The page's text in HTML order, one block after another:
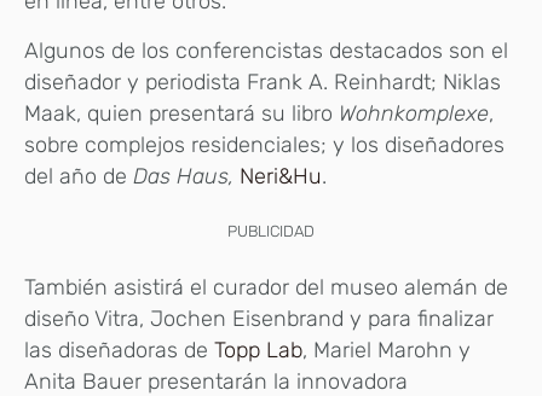
Algunos de los conferencistas destacados son el
diseñador y periodista Frank A. Reinhardt; Niklas
Maak, quien presentará su libro Wohnkomplexe,
sobre complejos residenciales; y los diseñadores
del año de Das Haus, Neri&Hu.
PUBLICIDAD
También asistirá el curador del museo alemán de
diseño Vitra, Jochen Eisenbrand y para finalizar
las diseñadoras de Topp Lab, Mariel Marohn y
Anita Bauer presentarán la innovadora